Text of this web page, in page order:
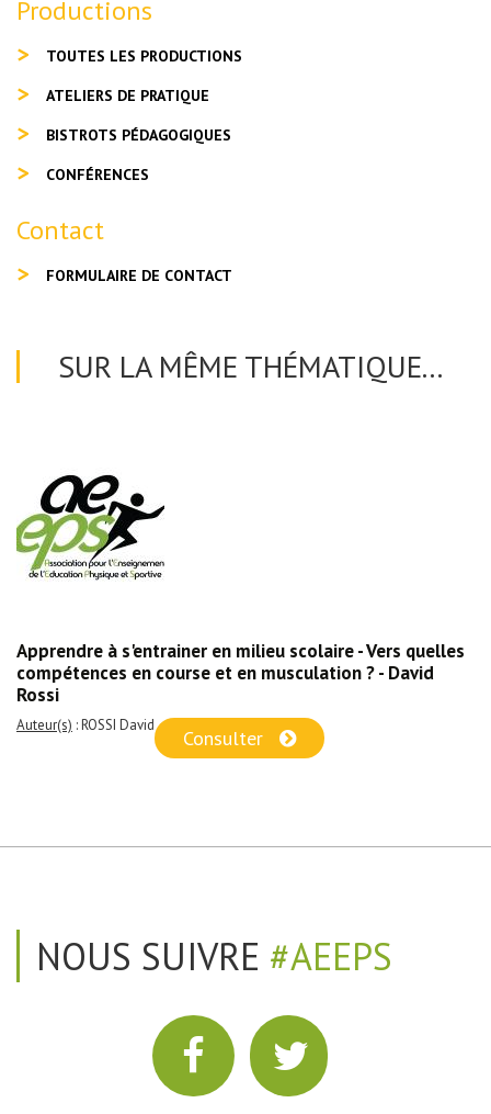
Productions
TOUTES LES PRODUCTIONS
ATELIERS DE PRATIQUE
BISTROTS PÉDAGOGIQUES
CONFÉRENCES
Contact
FORMULAIRE DE CONTACT
SUR LA MÊME THÉMATIQUE...
Apprendre à s'entrainer en milieu scolaire - Vers quelles
compétences en course et en musculation ? - David
Rossi
Auteur(s) : ROSSI David
Consulter
NOUS SUIVRE #AEEPS